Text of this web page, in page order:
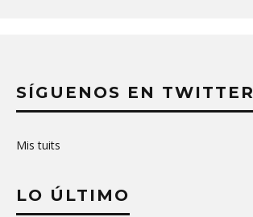
SÍGUENOS EN TWITTER
Mis tuits
LO ÚLTIMO